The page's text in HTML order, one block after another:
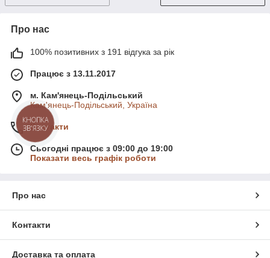
Про нас
100% позитивних з 191 відгука за рік
Працює з 13.11.2017
м. Кам'янець-Подільський
Кам'янець-Подільський, Україна
Контакти
Сьогодні працює з 09:00 до 19:00
Показати весь графік роботи
Про нас
Контакти
Доставка та оплата
КНОПКА
ЗВ'ЯЗКУ